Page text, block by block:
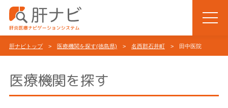
肝ナビトップ> 医療機関を探す(徳島県) > 名西郡石井町 > 田中医院
医療機関を探す